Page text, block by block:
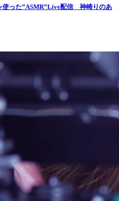
使った”ASMR”Live配信 神崎りのあ